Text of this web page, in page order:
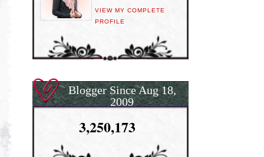
VIEW MY COMPLETE
PROFILE
Blogger Since Aug 18,
2009
3,250,173